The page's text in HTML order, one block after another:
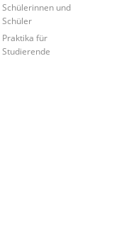
Schülerinnen und
Schüler
Praktika für
Studierende